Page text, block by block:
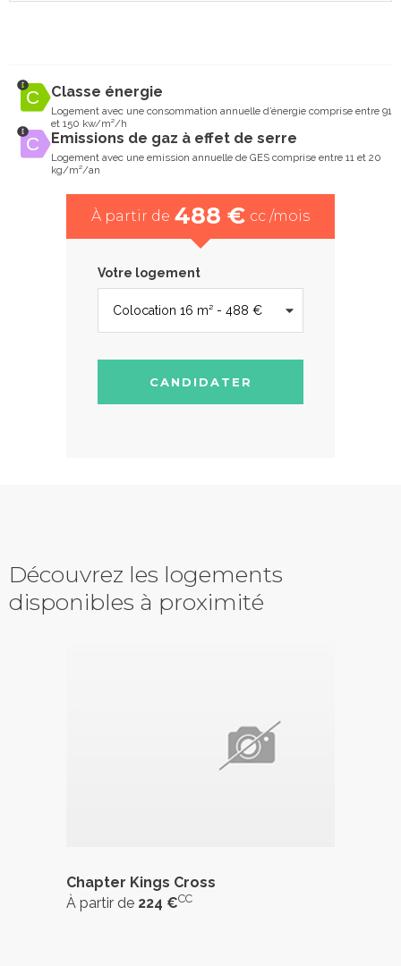
Classe énergie
Logement avec une consommation annuelle d’énergie comprise entre 91
et 150 kw/m²/h
Emissions de gaz à effet de serre
Logement avec une emission annuelle de GES comprise entre 11 et 20
kg/m²/an
À partir de 488 € cc /mois
Votre logement
CANDIDATER
Découvrez les logements
disponibles à proximité
Chapter Kings Cross
À partir de 224 €CC